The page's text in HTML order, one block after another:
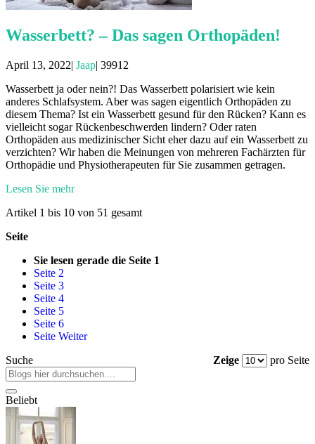
Wasserbett? – Das sagen Orthopäden!
April 13, 2022| Jaap| 39912
Wasserbett ja oder nein?! Das Wasserbett polarisiert wie kein
anderes Schlafsystem. Aber was sagen eigentlich Orthopäden zu
diesem Thema? Ist ein Wasserbett gesund für den Rücken? Kann es
vielleicht sogar Rückenbeschwerden lindern? Oder raten
Orthopäden aus medizinischer Sicht eher dazu auf ein Wasserbett zu
verzichten? Wir haben die Meinungen von mehreren Fachärzten für
Orthopädie und Physiotherapeuten für Sie zusammen getragen.
Lesen Sie mehr
Artikel 1 bis 10 von 51 gesamt
Seite
Sie lesen gerade die Seite 1
Seite 2
Seite 3
Seite 4
Seite 5
Seite 6
Seite Weiter
Zeige
pro Seite
Suche
Beliebt